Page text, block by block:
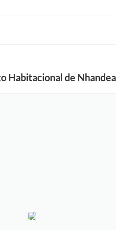
Habitacional de